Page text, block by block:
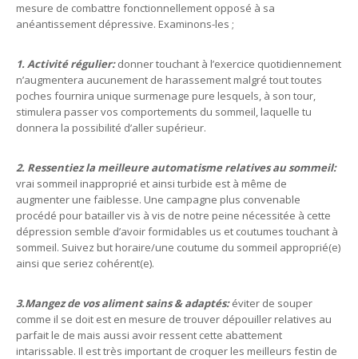
mesure de combattre fonctionnellement opposé à sa
anéantissement dépressive. Examinons-les ;
1. Activité régulier:donner touchant à l’exercice quotidiennement
n’augmentera aucunement de harassement malgré tout toutes
poches fournira unique surmenage pure lesquels, à son tour,
stimulera passer vos comportements du sommeil, laquelle tu
donnera la possibilité d’aller supérieur.
2. Ressentiez la meilleure automatisme relatives au sommeil:
vrai sommeil inapproprié et ainsi turbide est à même de
augmenter une faiblesse. Une campagne plus convenable
procédé pour batailler vis à vis de notre peine nécessitée à cette
dépression semble d’avoir formidables us et coutumes touchant à
sommeil. Suivez but horaire/une coutume du sommeil approprié(e)
ainsi que seriez cohérent(e).
3.Mangez de vos aliment sains & adaptés: éviter de souper
comme il se doit est en mesure de trouver dépouiller relatives au
parfait le de mais aussi avoir ressent cette abattement
intarissable. Il est très important de croquer les meilleurs festin de